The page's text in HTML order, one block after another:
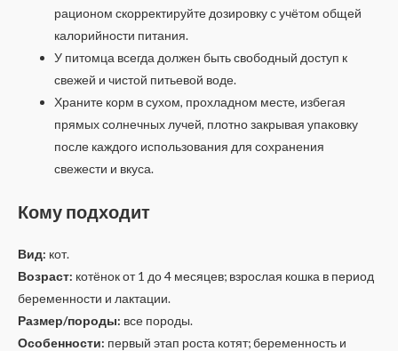
рационом скорректируйте дозировку с учётом общей
калорийности питания.
У питомца всегда должен быть свободный доступ к
свежей и чистой питьевой воде.
Храните корм в сухом, прохладном месте, избегая
прямых солнечных лучей, плотно закрывая упаковку
после каждого использования для сохранения
свежести и вкуса.
Кому подходит
Вид: кот.
Возраст: котёнок от 1 до 4 месяцев; взрослая кошка в период
беременности и лактации.
Размер/породы: все породы.
Особенности: первый этап роста котят; беременность и